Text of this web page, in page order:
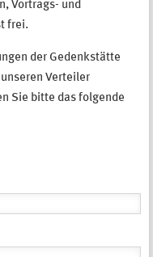
Vortrags- und
frei.
der Gedenkstätte
Verteiler
Sie bitte das folgende